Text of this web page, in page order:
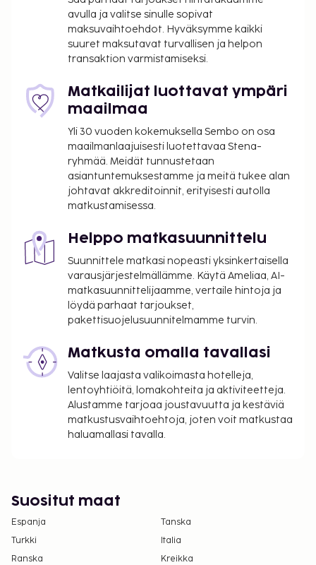
vastaanotto, kielitaitoinen henkilökunta ja
matkatavarasäilytys. Seuraavat palvelut ovat
saatavilla: ympäri vuorokauden auki oleva
kuntokeskus, ilmainen langaton internetyhteys ja
concierge-palvelut. Maksullinen mannermainen
aamiainen tarjotaan päivittäin klo 7.00–11.00.
Tämän majoituspaikan virallisen tähtiluokituksen on
myöntänyt Ranskan turismin kehitysjärjestö ATOUT.
Majoituspaikka veloittaa seuraavat paikan päällä
suoritettavat maksut. Maksuihin saattaa sisältyä
sovellettavat verot:
Kaupungin perimä vero: 5.53 EUR per henkilö
per yö. Tätä veroa ei peritä alle 18 vuotta
vanhoilta lapsilta.
Tässä on mainittu kaikki majoituspaikan meille
ilmoittamat maksut.
Maksu mannermaisesta aamiaisesta: noin 14
Yllä oleva luettelo ei ehkä kata kaikkea. Maksut ja
takuumaksut eivät välttämättä sisällä veroja, ja ne
saattavat muuttua.
Kansallisten määräysten vuoksi käteismaksut
eivät voi ylittää 1000 EUR:n suuruista summaa
Kaikki maksut voidaan maksaa käteisettömillä
maksutavoilla, ja asiakkaat voivat päästä
huoneeseen mobiililaitteella.
Kontaktiton sisäänkirjautuminen ja kontaktiton
avulla ja valitse sinulle sopivat
maksuvaihtoehdot. Hyväksymme kaikki
suuret maksutavat turvallisen ja helpon
transaktion varmistamiseksi.
Matkailijat luottavat ympäri
maailmaa
Yli 30 vuoden kokemuksella Sembo on osa
maailmanlaajuisesti luotettavaa Stena-
ryhmää. Meidät tunnustetaan
asiantuntemuksestamme ja meitä tukee alan
johtavat akkreditoinnit, erityisesti autolla
matkustamisessa.
Helppo matkasuunnittelu
Suunnittele matkasi nopeasti yksinkertaisella
varausjärjestelmällämme. Käytä Ameliaa, AI-
matkasuunnittelijaamme, vertaile hintoja ja
löydä parhaat tarjoukset,
pakettisuojelusuunnitelmamme turvin.
Matkusta omalla tavallasi
Valitse laajasta valikoimasta hotelleja,
lentoyhtiöitä, lomakohteita ja aktiviteetteja.
Alustamme tarjoaa joustavuutta ja kestäviä
matkustusvaihtoehtoja, joten voit matkustaa
haluamallasi tavalla.
Suositut maat
Espanja
Tanska
Turkki
Italia
Ranska
Kreikka